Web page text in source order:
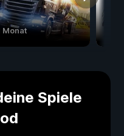
Monat
Spiele